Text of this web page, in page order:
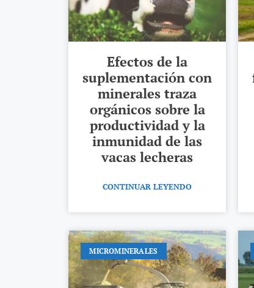
Efectos de la
suplementación con
minerales traza
orgánicos sobre la
productividad y la
inmunidad de las
vacas lecheras
CONTINUAR LEYENDO
MICROMINERALES